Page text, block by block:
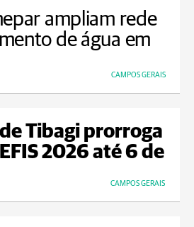
ampliam rede
de água em
CAMPOS GERAIS
Tibagi prorroga
2026 até 6 de
CAMPOS GERAIS